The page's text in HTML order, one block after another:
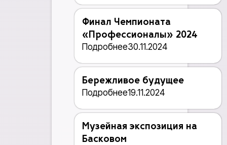
Финал Чемпионата
«Профессионалы» 2024
Подробнее30.11.2024
Бережливое будущее
Подробнее19.11.2024
Музейная экспозиция на
Басковом